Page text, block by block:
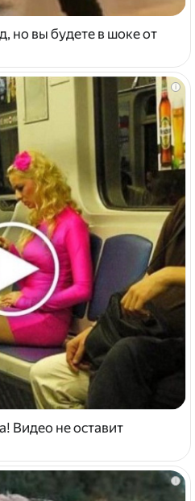
но вы будете в шоке от
i
Видео не оставит
i